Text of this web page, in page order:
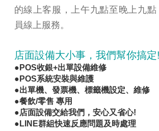
的線上客服，上午九點至晚上九點
員線上服務。
店面設備大小事，我們幫你搞定!
●POS收銀+出單設備維修
●POS系統安裝與維護
●出單機、發票機、標籤機設定、維修
●餐飲/零售 專用
●店面設備交給我們，安心又省心!
●LINE群組快速反應問題及時處理